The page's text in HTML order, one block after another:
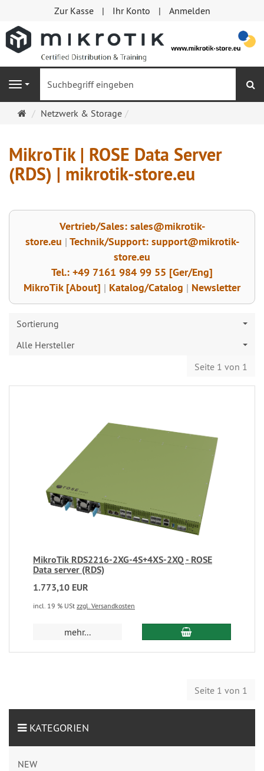
Zur Kasse Ihr Konto Anmelden
Navigation
Startseite
Netzwerk & Storage
MikroTik | ROSE Data Server
(RDS) | mikrotik-store.eu
Vertrieb/Sales: sales@mikrotik-
store.eu | Technik/Support: support@mikrotik-
store.eu
Tel.: +49 7161 984 99 55 [Ger/Eng]
MikroTik [About] | Katalog/Catalog | Newsletter
Sortierung
Alle Hersteller
Seite 1 von 1
MikroTik RDS2216-2XG-4S+4XS-2XQ - ROSE
Data server (RDS)
1.773,10 EUR
incl. 19 % USt zzgl. Versandkosten
mehr...
Seite 1 von 1
KATEGORIEN
NEW